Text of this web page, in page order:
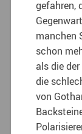
gefahren,
manchen
schon
als die
die
von